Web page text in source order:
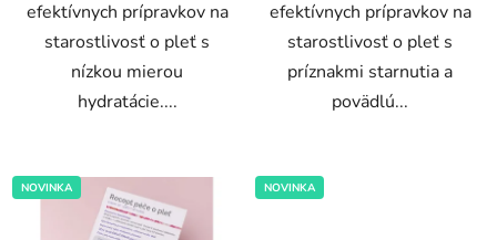
efektívnych prípravkov na
starostlivosť o pleť s
nízkou mierou
hydratácie....
efektívnych prípravkov na
starostlivosť o pleť s
príznakmi starnutia a
povädlú...
NOVINKA NOVINKA